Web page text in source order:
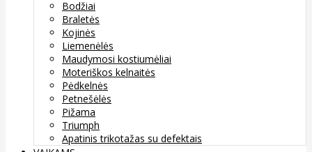
Bodžiai
Braletės
Kojinės
Liemenėlės
Maudymosi kostiumėliai
Moteriškos kelnaitės
Pėdkelnės
Petnešėlės
Pižama
Triumph
Apatinis trikotažas su defektais